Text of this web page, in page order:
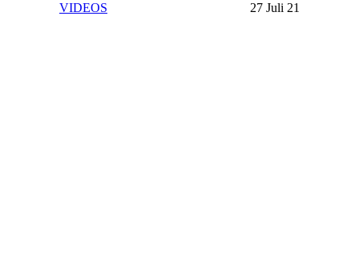
VIDEOS 27 Juli 21